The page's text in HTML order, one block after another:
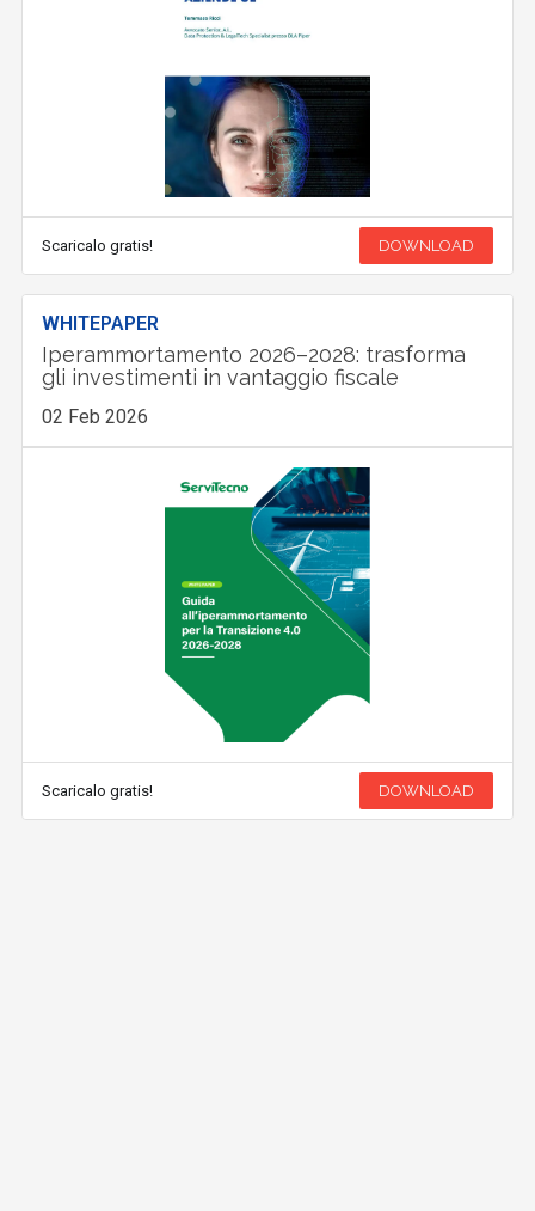
Scaricalo gratis! DOWNLOAD
WHITEPAPER
Iperammortamento 2026–2028: trasforma
gli investimenti in vantaggio fiscale
02 Feb 2026
Scaricalo gratis! DOWNLOAD